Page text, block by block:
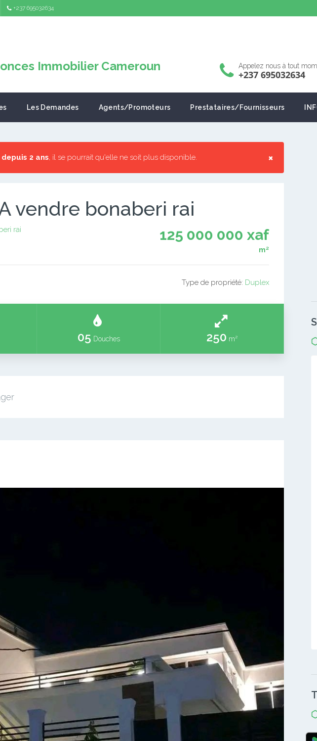
+237 695032634
Appelez nous à tout
+237 695032634
Les Demandes Agents/Promoteurs Prestataires/Fournisseurs
×
depuis 2 ans, il se pourrait qu'elle ne soit plus disponible.
vendre bonaberi rai
125 000 000 xaf
m²
rai
Type de propriété: Duplex
05 Douches 250 m²